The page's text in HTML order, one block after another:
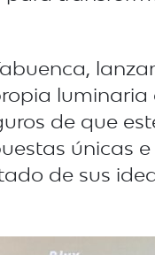
luminaria
de que
únicas e
de sus